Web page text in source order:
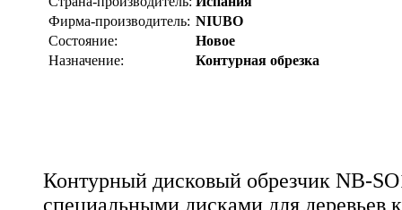
Фирма-производитель: NIUBO
Состояние:
Новое
Назначение:
Контурная обрезка
Контурный дисковый обрезчик NB-
специальными дисками для деревьев